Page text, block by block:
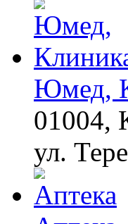
грибок за 5
Этот танец
оставит
Эта жгучая
разъедает
ночь!
Юмед,
01004,
ул.